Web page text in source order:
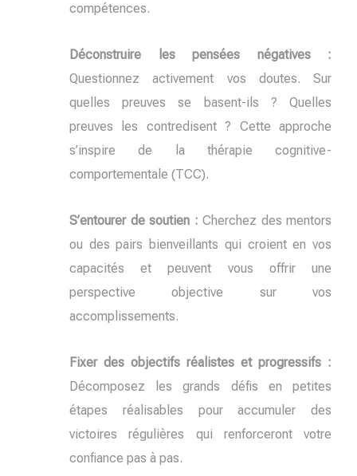
compétences.
Déconstruire les pensées négatives :
Questionnez activement vos doutes. Sur
quelles preuves se basent-ils ? Quelles
preuves les contredisent ? Cette approche
s’inspire de la thérapie cognitive-
comportementale (TCC).
S’entourer de soutien : Cherchez des mentors
ou des pairs bienveillants qui croient en vos
capacités et peuvent vous offrir une
perspective objective sur vos
accomplissements.
Fixer des objectifs réalistes et progressifs :
Décomposez les grands défis en petites
étapes réalisables pour accumuler des
victoires régulières qui renforceront votre
confiance pas à pas.